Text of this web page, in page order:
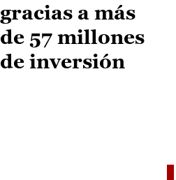
gracias a más
de 57 millones
de inversión